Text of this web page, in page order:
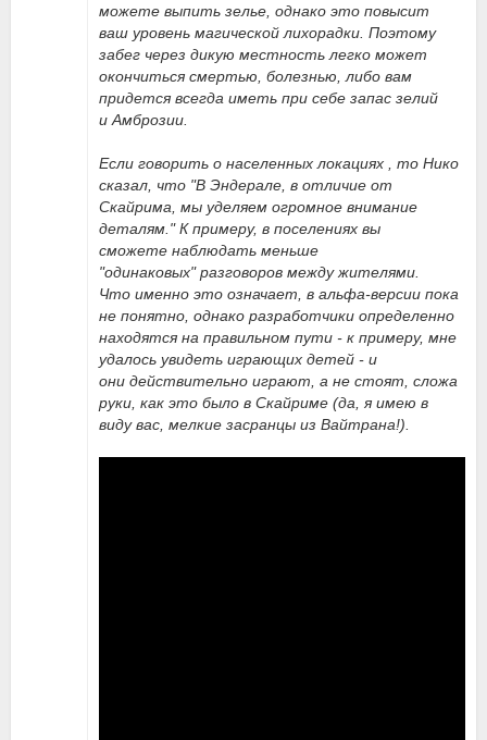
можете выпить зелье, однако это повысит
ваш уровень магической лихорадки. Поэтому
забег через дикую местность легко может
окончиться смертью, болезнью, либо вам
придется всегда иметь при себе запас зелий
и Амброзии.
Если говорить о населенных локациях , то Нико
сказал, что "В Эндерале, в отличие от
Скайрима, мы уделяем огромное внимание
деталям." К примеру, в поселениях вы
сможете наблюдать меньше
"одинаковых" разговоров между жителями.
Что именно это означает, в альфа-версии пока
не понятно, однако разработчики определенно
находятся на правильном пути - к примеру, мне
удалось увидеть играющих детей - и
они действительно играют, а не стоят, сложа
руки, как это было в Скайриме (да, я имею в
виду вас, мелкие засранцы из Вайтрана!).